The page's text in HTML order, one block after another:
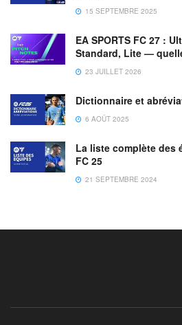
15 SEPTEMBRE 2025
EA SPORTS FC 27 :
Standard, Lite —
23 JUILLET 2026
Dictionnaire et
6 AOÛT 2025
La liste complète des
FC 25
21 SEPTEMBRE 2024